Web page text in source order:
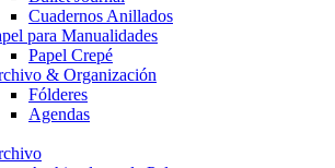
Cuadernos Anillados
para Manualidades
Papel Crepé
& Organización
Fólderes
Agendas